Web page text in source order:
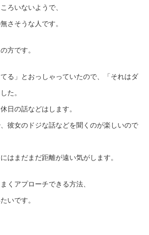
ろいないようで、
さそうな人です。
方です。
る」とおっしゃっていたので、「それはダ
た。
日の話などはします。
彼女のドジな話などを聞くのが楽しいので
はまだまだ距離が遠い気がします。
くアプローチできる方法、
いです。